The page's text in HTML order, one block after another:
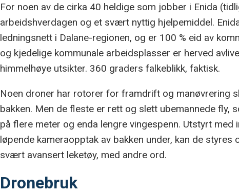
For noen av de cirka 40 heldige som jobber i Enida
arbeidshverdagen og et svært nyttig hjelpemiddel.
ledningsnett i Dalane-regionen, og er 100 % eid av
og kjedelige kommunale arbeidsplasser er herved
himmelhøye utsikter. 360 graders falkeblikk, faktisk.
Noen droner har rotorer for framdrift og manøvrering
bakken. Men de fleste er rett og slett ubemannede fly,
på flere meter og enda lengre vingespenn. Utstyrt
løpende kameraopptak av bakken under, kan de
svært avansert leketøy, med andre ord.
Dronebruk